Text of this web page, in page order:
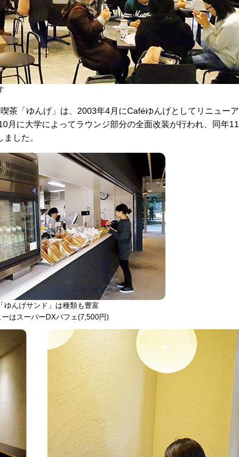
茶「ゆんげ」は、2003年4月にCaféゆんげとしてリニューア
月に大学によってラウンジ部分の全面改装が行われ、同年11
した。
ゆんげサンド」は種類も豊富
はスーパーDXパフェ(7,500円)